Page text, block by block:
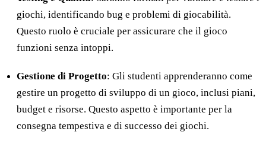
giochi, identificando bug e problemi di giocabilità.
Questo ruolo è cruciale per assicurare che il gioco
funzioni senza intoppi.
Gestione di Progetto: Gli studenti apprenderanno come
gestire un progetto di sviluppo di un gioco, inclusi piani,
budget e risorse. Questo aspetto è importante per la
consegna tempestiva e di successo dei giochi.